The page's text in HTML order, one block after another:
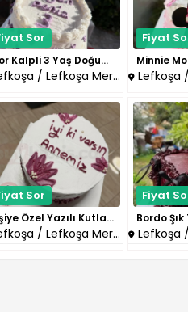
Sor
Mor Kalpli 3 Yaş Doğum Günü Pa..
/ Lefkoşa Merkez
Fiyat
Lefkoşa /
Sor
Kişiye Özel Yazılı Kutlama Pas..
/ Lefkoşa Merkez
Fiyat
Lefkoşa /